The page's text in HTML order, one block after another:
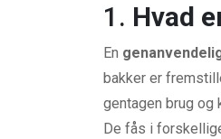
1. Hvad
En
bakker er
gentagen brug og
De fås i